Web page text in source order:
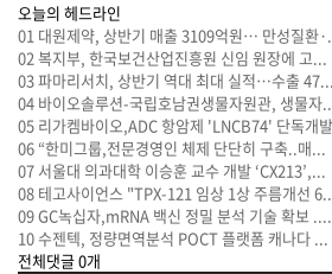
오늘의 헤드라인
01 대원제약, 상반기 매출 3109억원… 만성질환
02복지부, 한국보건산업진흥원 신임 원장에 고...
03파마리서치, 상반기 역대 최대 실적…수출 47...
04 바이오솔루션-국립호남권생물자원관, 생물자
05 리가켐바이오,ADC 항암제 'LNCB74' 단독개
06 “한미그룹,전문경영인 체제 단단히 구축..매...
07 서울대 의과대학 이승훈 교수 개발 ‘CX213’,...
08 테고사이언스 "TPX-121 임상 1상 주름개선
09GC녹십자,mRNA 백신 정밀 분석 기술 확보
10수젠텍, 정량면역분석 POCT 플랫폼 캐나다 ...
전체댓글0개